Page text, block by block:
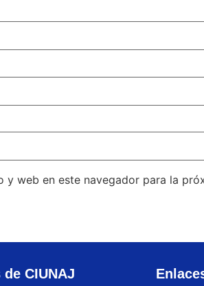
y web en este navegador para la
de CIUNAJ